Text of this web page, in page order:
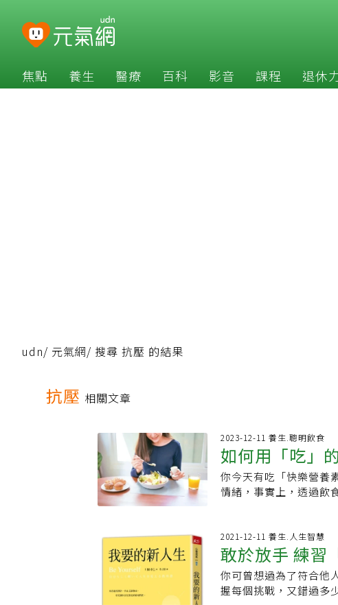
焦點 養生 醫療 百科 影音 課程 退休
udn/ 元氣網/ 搜尋 抗壓 的結果
抗壓 相關文章
2023-12-11 養生.聰明飲食
如何用「吃」
晚必喝1飲品
你今天有吃「快樂營養
情緒，事實上，透過飲
酸、色胺酸、維生素B
ω-3脂肪酸：組成大腦
能力，可增加血清素的
丁魚、鮪魚等。 色胺
常見食物如雞胸肉、豬
2021-12-11 養生.人生智慧
敢於放手 練習
你可曾想過為了符合他
握每個挑戰，又錯過多